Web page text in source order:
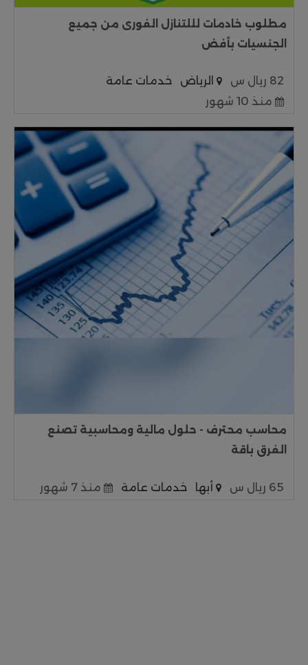
مطلوب خادمات لللتنازل الفورى من جميع
الجنسيات بأفض
82 ريال س الرياض
خدمات عامة
منذ 10 شهور
محاسب محترف - حلول مالية ومحاسبية تصنع
الفرق باقة
65 ريال س أبها خدمات عامة منذ 7 شهور